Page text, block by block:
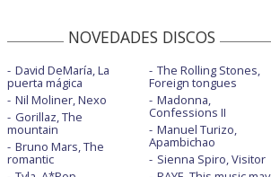
NOVEDADES DISCOS
David DeMaría, La
puerta mágica
Nil Moliner, Nexo
Gorillaz, The
mountain
Bruno Mars, The
romantic
The Rolling Stones,
Foreign tongues
Madonna,
Confessions II
Manuel Turizo,
Apambichao
Sienna Spiro, Visitor